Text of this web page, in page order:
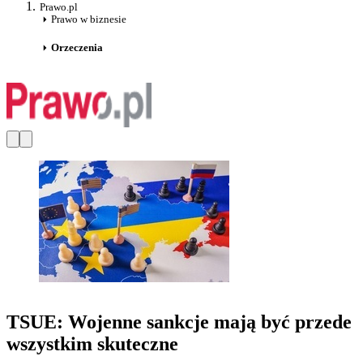
Prawo.pl
Prawo w biznesie
Orzeczenia
TSUE: Wojenne sankcje mają być przede
wszystkim skuteczne